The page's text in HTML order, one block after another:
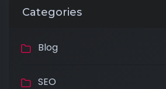
Categories
Blog
SEO